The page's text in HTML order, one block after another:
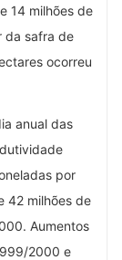
14 milhões de
da safra de
ocorreu
anual das
por
42 milhões de
Aumentos
2000 e